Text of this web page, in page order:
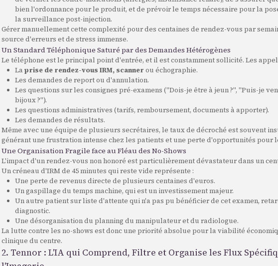
bien l'ordonnance pour le produit, et de prévoir le temps nécessaire pour la
la surveillance post-injection.
Gérer manuellement cette complexité pour des centaines de rendez-vous par
source d'erreurs et de stress immense.
Un Standard Téléphonique Saturé par des Demandes Hétérogènes
Le téléphone est le principal point d'entrée, et il est constamment sollicité. Les
La prise de rendez-vous IRM, scanner ou échographie.
Les demandes de report ou d'annulation.
Les questions sur les consignes pré-examens ("Dois-je être à jeun ?", "Puis-je
bijoux ?").
Les questions administratives (tarifs, remboursement, documents à apporter).
Les demandes de résultats.
Même avec une équipe de plusieurs secrétaires, le taux de décroché est souvent
générant une frustration intense chez les patients et une perte d'opportunités pour
Une Organisation Fragile face au Fléau des No-Shows
L'impact d'un rendez-vous non honoré est particulièrement dévastateur dans un
Un créneau d'IRM de 45 minutes qui reste vide représente :
Une perte de revenus directe de plusieurs centaines d'euros.
Un gaspillage du temps machine, qui est un investissement majeur.
Un autre patient sur liste d'attente qui n'a pas pu bénéficier de cet examen,
diagnostic.
Une désorganisation du planning du manipulateur et du radiologue.
La lutte contre les no-shows est donc une priorité absolue pour la viabilité
clinique du centre.
2. Tennor : L'IA qui Comprend, Filtre et Organise les Flux